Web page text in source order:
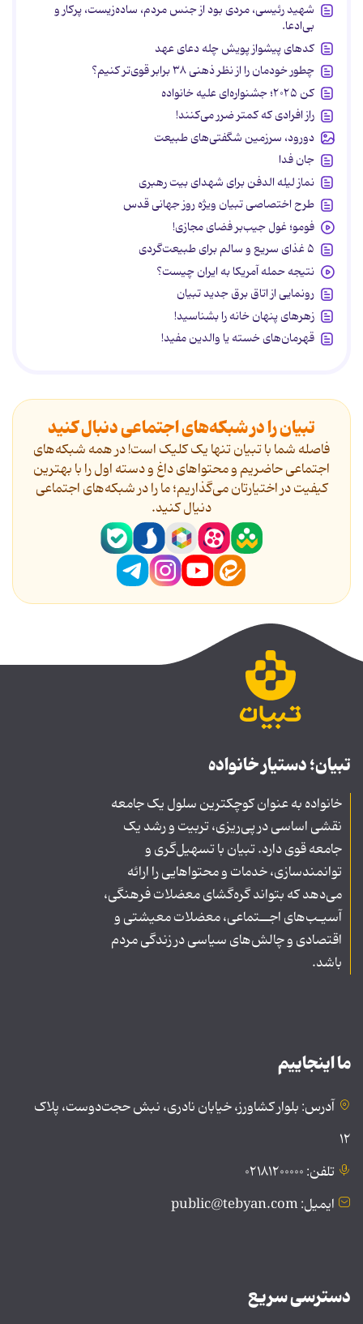
شهید رئیسی، مردی بود از جنس مردم، ساده‌زیست، پرکار و
بی‌ادعا.
کدهای پیشواز پویش چله دعای عهد
چطور خودمان را از نظر ذهنی ۳۸ برابر قوی‌تر کنیم؟
کن ۲۰۲۵؛ جشنواره‌ای علیه خانواده
راز افرادی که کمتر ضرر می‌کنند!
دورود، سرزمین شگفتی‌های طبیعت
جان فدا
نماز لیله الدفن برای شهدای بیت رهبری
طرح اختصاصی تبیان ویژه روز جهانی قدس
فومو؛ غول جیب‌بر فضای مجازی!
۵ غذای سریع و سالم برای طبیعت‌گردی
نتیجه حمله آمریکا به ایران چیست؟
رونمایی از اتاق برق جدید تبیان
زهرهای پنهان خانه را بشناسید!
قهرمان‌های خسته یا والدین مفید!
تبیان را در شبکه‌های اجتماعی دنبال کنید
فاصله شما با تبیان تنها یک کلیک است! در همه شبکه‌های
اجتماعی حاضریم و محتواهای داغ و دسته اول را با بهترین
کیفیت در اختیارتان می‌گذاریم؛ ما را در شبکه‌های اجتماعی
دنیال کنید.
تبیان؛ دستیار خانواده
خانواده به عنوان کوچکترین سلول یک جامعه
نقشی اساسی در پی‌ریزی، تربیت و رشد یک
جامعه قوی دارد. تبیان با تسهیل‌گری و
توانمندسازی، خدمات و محتواهایی را ارائه
می‌دهد که بتواند گره‌گشای معضلات فرهنگی،
آسیـب‌های اجــتماعی، معضلات معیشتی و
اقتصادی و چالش‌های سیاسی در زندگی مردم
باشد.
ما اینجاییم
آدرس: بلوار کشاورز، خیابان نادری، نبش حجت‌دوست، پلاک
۱۲
تلفن: ۰۲۱۸۱۲۰۰۰۰۰
ایمیل: public@tebyan.com
دسترسی سریع